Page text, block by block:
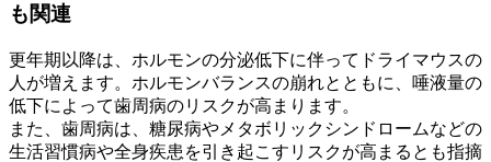
も関連
更年期以降は、ホルモンの分泌低下に伴ってドライマウスの
人が増えます。ホルモンバランスの崩れとともに、唾液量の
低下によって歯周病のリスクが高まります。
また、歯周病は、糖尿病やメタボリックシンドロームなどの
生活習慣病や全身疾患を引き起こすリスクが高まるとも指摘